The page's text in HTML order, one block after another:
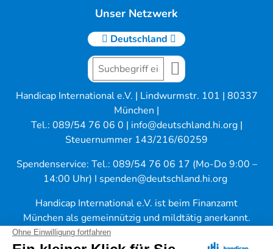
Unser Netzwerk
Deutschland
Handicap International e.V. | Lindwurmstr. 101 | 80337
München |
Tel.: 089/54 76 06 0 | info@deutschland.hi.org|
Steuernummer 143/216/60259
Spendenservice: Tel.: 089/54 76 06 17 (Mo-Do 9:00 –
14:00 Uhr) I spenden@deutschland.hi.org
Handicap International e.V. ist beim Finanzamt
München als gemeinnützig und mildtätig anerkannt.
Spenden können steuerlich geltend gemacht werden.